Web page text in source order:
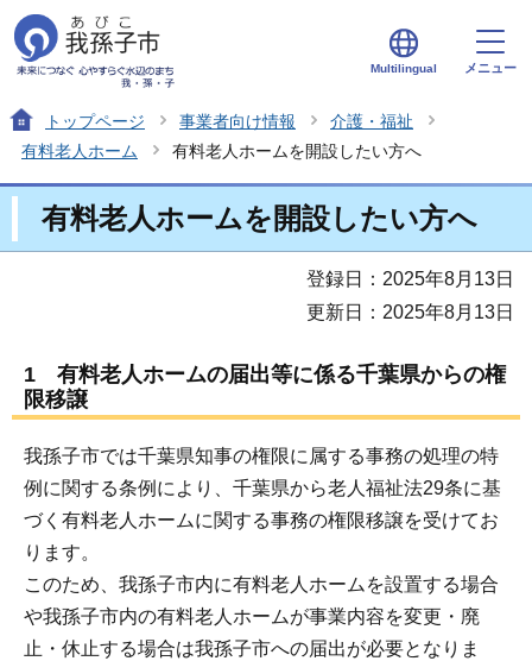
Multilingual メニュー
トップページ 事業者向け情報
介護・福祉
有料老人ホーム
有料老人ホームを開設したい方へ
有料老人ホームを開設したい方へ
登録日：2025年8月13日
更新日：2025年8月13日
1 有料老人ホームの届出等に係る千葉県からの権
限移譲
我孫子市では千葉県知事の権限に属する事務の処理の特
例に関する条例により、千葉県から老人福祉法29条に基
づく有料老人ホームに関する事務の権限移譲を受けてお
ります。
このため、我孫子市内に有料老人ホームを設置する場合
や我孫子市内の有料老人ホームが事業内容を変更・廃
止・休止する場合は我孫子市への届出が必要となりま